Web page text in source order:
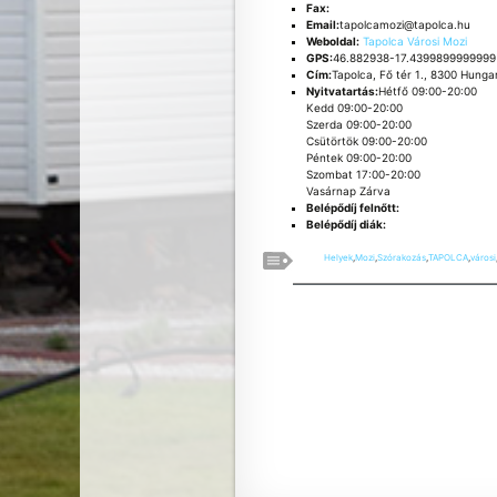
Fax:
Email:tapolcamozi@tapolca.hu
Weboldal: Tapolca Városi Mozi
GPS:46.882938-17.4399899999999
Cím:Tapolca, Fő tér 1., 8300
Nyitvatartás:Hétfő 09:00-20:00
Kedd 09:00-20:00
Szerda 09:00-20:00
Csütörtök 09:00-20:00
Péntek 09:00-20:00
Szombat 17:00-20:00
Vasárnap Zárva
Belépődíj felnőtt:
Belépődíj diák:
Helyek,Mozi,Szórakozás,TAPOLCA,városi,